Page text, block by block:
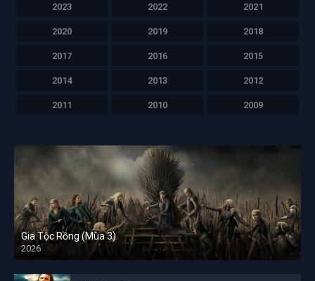
2023 2022 2021
2020 2019 2018
2017 2016 2015
2014 2013 2012
2011 2010 2009
Gia Tộc Rồng (Mùa 3)
2026